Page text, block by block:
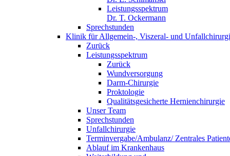
Leistungsspektrum
Dr. T. Ockermann
Sprechstunden
Klinik für Allgemein-, Viszeral- und
Zurück
Leistungsspektrum
Zurück
Wundversorgung
Darm-Chirurgie
Proktologie
Qualitätsgesicherte Hernienchirurgie
Unser Team
Sprechstunden
Unfallchirurgie
Terminvergabe/Ambulanz/ Zentrales
Ablauf im Krankenhaus